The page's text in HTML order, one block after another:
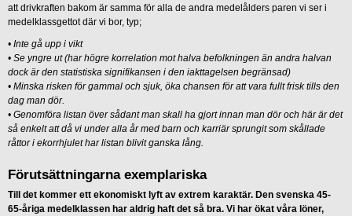
att drivkraften bakom är samma för alla de andra medelålders paren vi ser i
medelklassgettot där vi bor, typ;
• Inte gå upp i vikt
• Se yngre ut (har högre korrelation mot halva befolkningen än andra halvan
dock är den statistiska signifikansen i den iakttagelsen begränsad)
• Minska risken för gammal och sjuk, öka chansen för att vara fullt frisk tills den
dag man dör.
• Genomföra listan över sådant man skall ha gjort innan man dör och här är det
så enkelt att då vi under alla år med barn och karriär sprungit som skållade
råttor i ekorrhjulet har listan blivit ganska lång.
Förutsättningarna exemplariska
Till det kommer ett ekonomiskt lyft av extrem karaktär. Den svenska 45-
65-åriga medelklassen har aldrig haft det så bra. Vi har ökat våra löner,